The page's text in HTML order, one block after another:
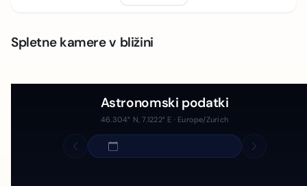
Spletne kamere v bližini
Astronomski podatki
46.304° N, 7.1222° E · Europe/Zurich